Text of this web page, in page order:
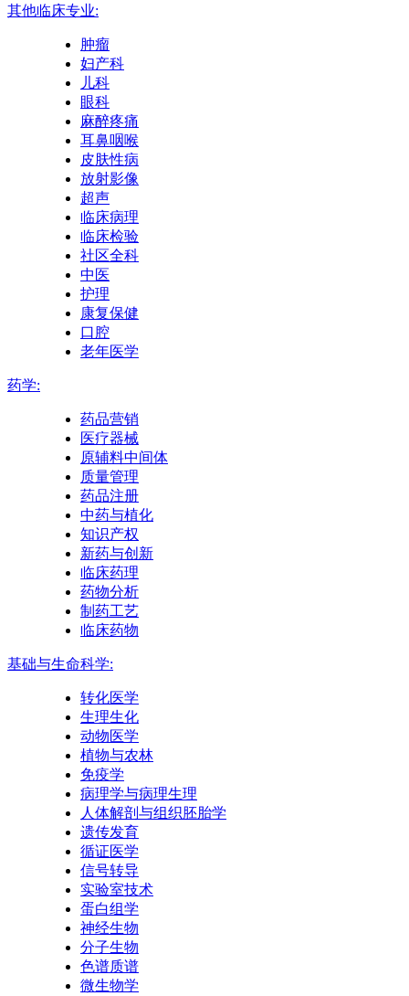
其他临床专业:
肿瘤
妇产科
儿科
眼科
麻醉疼痛
耳鼻咽喉
皮肤性病
放射影像
超声
临床病理
临床检验
社区全科
中医
护理
康复保健
口腔
老年医学
药学:
药品营销
医疗器械
原辅料中间体
质量管理
药品注册
中药与植化
知识产权
新药与创新
临床药理
药物分析
制药工艺
临床药物
基础与生命科学:
转化医学
生理生化
动物医学
植物与农林
免疫学
病理学与病理生理
人体解剖与组织胚胎学
遗传发育
循证医学
信号转导
实验室技术
蛋白组学
神经生物
分子生物
色谱质谱
微生物学